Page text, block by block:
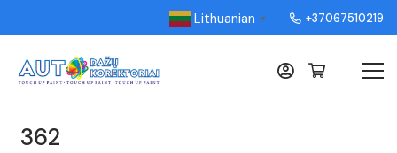
Lithuanian ▼ +37067510219
362